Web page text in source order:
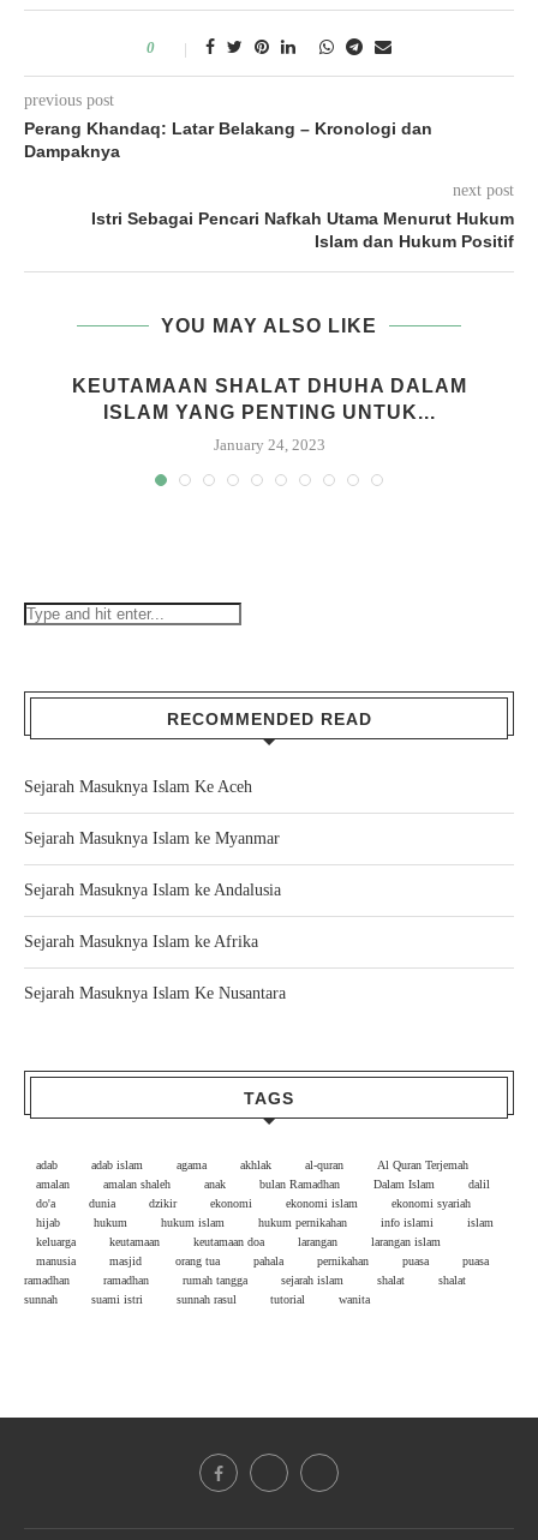
0
previous post
Perang Khandaq: Latar Belakang – Kronologi dan
Dampaknya
next post
Istri Sebagai Pencari Nafkah Utama Menurut Hukum
Islam dan Hukum Positif
YOU MAY ALSO LIKE
KEUTAMAAN SHALAT DHUHA DALAM
ISLAM YANG PENTING UNTUK...
January 24, 2023
RECOMMENDED READ
Sejarah Masuknya Islam Ke Aceh
Sejarah Masuknya Islam ke Myanmar
Sejarah Masuknya Islam ke Andalusia
Sejarah Masuknya Islam ke Afrika
Sejarah Masuknya Islam Ke Nusantara
TAGS
adab adab islam agama akhlak al-quran
Al Quran Terjemah
amalan
amalan shaleh anak bulan Ramadhan Dalam Islam
dalil
do'a
dunia dzikir ekonomi ekonomi islam
ekonomi syariah
hijab
hukum hukum islam hukum pernikahan info islami
islam
keluarga
keutamaan keutamaan doa larangan
larangan islam
manusia
masjid orang tua pahala pernikahan puasa
puasa
ramadhan
ramadhan rumah tangga sejarah islam shalat
shalat
sunnah
suami istri sunnah rasul tutorial wanita